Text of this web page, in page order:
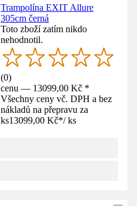
Trampolína EXIT Allure
305cm černá
Toto zboží zatím nikdo
nehodnotil.
(0)
cenu — 13099,00 Kč *
Všechny ceny vč. DPH a bez
nákladů na přepravu za
ks13099,00 Kč*/ ks